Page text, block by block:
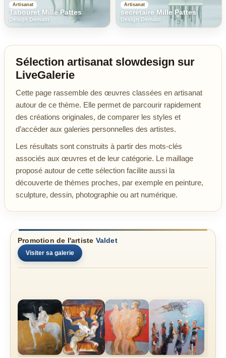
Artisanat
Tabouret Mille Pattes
Design Demain
Artisanat
secrétaire Mille Pattes
Design Demain
Sélection artisanat slowdesign sur
LiveGalerie
Cette page rassemble des œuvres classées en artisanat
autour de ce thème. Elle permet de parcourir rapidement
des créations originales, de comparer les styles et
d’accéder aux galeries personnelles des artistes.
Les résultats sont construits à partir des mots-clés
associés aux œuvres et de leur catégorie. Le maillage
proposé autour de cette sélection facilite aussi la
découverte de thèmes proches, par exemple en peinture,
sculpture, dessin, photographie ou art numérique.
Promotion de l'artiste Valdet
Visiter sa galerie